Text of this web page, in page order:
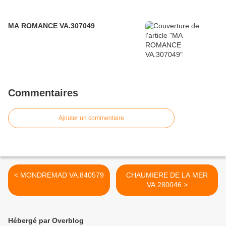
MA ROMANCE VA.307049
Commentaires
Ajouter un commentaire
< MONDREMAD VA.840579
CHAUMIERE DE LA MER
VA.280046 >
Hébergé par Overblog